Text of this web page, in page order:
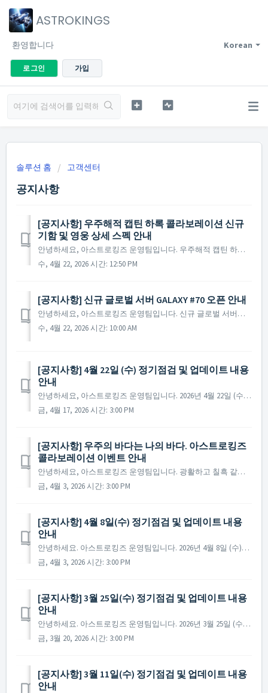
ASTROKINGS
Korean
환영합니다
로그인 가입
솔루션 홈 고객센터
공지사항
[공지사항] 우주해적 캡틴 하록 콜라보레이션 신규
기함 및 영웅 상세 스펙 안내
안녕하세요, 아스트로킹즈 운영팀입니다. 우주해적 캡틴 하록의 전설적 영웅들과 신규 기함 [신] 아르카디아가 마침내 출격했습니다! 새로운 기함과 영웅의 압도적인 능력치를 지금 바로 확인하시고, 무한한 별의 바다에서 사령관님만의 아스트로킹즈 신화를 써내려가세요! ...
수, 4월 22, 2026 시간: 12:50 PM
[공지사항] 신규 글로벌 서버 GALAXY #70 오픈 안내
안녕하세요, 아스트로킹즈 운영팀입니다. 신규 글로벌 서버인 GALAXY #70 서버의 오픈 소식을 안내해 드립니다. ▶ 신규 글로벌 서버 GALAXY #70 서버 오픈 안내 - 오픈 시간 : 2026년 4월 22일 정기 점검 종료 후 사령관님들의...
수, 4월 22, 2026 시간: 10:00 AM
[공지사항] 4월 22일 (수) 정기점검 및 업데이트 내용
안내
안녕하세요, 아스트로킹즈 운영팀입니다. 2026년 4월 22일 (수)에 진행 예정인 정기 점검 및 업데이트에 대해 안내드립니다. ※ 점검 내용은 상황에 따라 변경될 수 있으며, 변경 시 본 공지로 안내드릴 예정입니다. ▶ 정기점검 및 업데이트 사전 안내...
금, 4월 17, 2026 시간: 3:00 PM
[공지사항] 우주의 바다는 나의 바다. 아스트로킹즈
콜라보레이션 이벤트 안내
안녕하세요, 아스트로킹즈 운영팀입니다. 광활하고 칠흑 같은 우주의 바다를 누비는 전설, 우주 SF를 대표하는 명작 애니메이션 "우주해적 캡틴 하록"의 영웅들이 다시 한 번 아스트로킹즈의 은하계로 찾아옵니다. 자유를 위해 펄럭이는 해적 깃발과 함께 ...
금, 4월 3, 2026 시간: 3:00 PM
[공지사항] 4월 8일(수) 정기점검 및 업데이트 내용
안내
안녕하세요. 아스트로킹즈 운영팀입니다. 2026년 4월 8일 (수)에 진행 예정인 정기 점검 및 업데이트에 대해 안내드립니다. ※ 점검 내용은 상황에 따라 변경될 수 있으며, 변경 시 본 공지로 안내드릴 예정입니다. ▶ 정기점검 및 업데이트 사전 안내 - 점검 ...
금, 4월 3, 2026 시간: 3:00 PM
[공지사항] 3월 25일(수) 정기점검 및 업데이트 내용
안내
안녕하세요. 아스트로킹즈 운영팀입니다. 2026년 3월 25일 (수)에 진행 예정인 정기 점검 및 업데이트에 대해 안내드립니다. ※ 점검 내용은 상황에 따라 변경될 수 있으며, 변경 시 본 공지로 안내드릴 예정입니다. ▶ 정기점검 및 업데이트 사전 안내 -...
금, 3월 20, 2026 시간: 3:00 PM
[공지사항] 3월 11일(수) 정기점검 및 업데이트 내용
안내